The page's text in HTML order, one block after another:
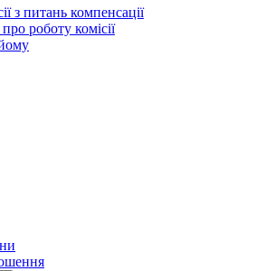
з питань компенсації
роботу комісії